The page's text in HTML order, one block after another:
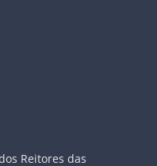
Reitores das